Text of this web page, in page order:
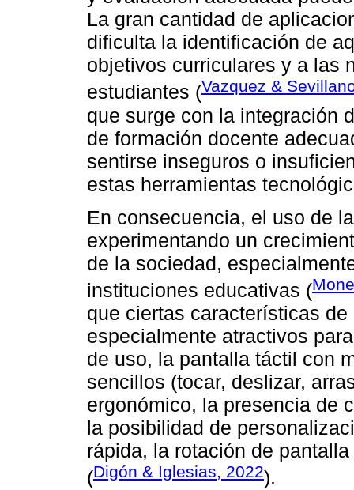
La gran cantidad de
dificulta la identificación de
objetivos curriculares y a las
estudiantes (Vazquez &
que surge con la integración
de formación docente
sentirse inseguros o
estas herramientas
En consecuencia, el uso de
experimentando un
de la sociedad,
instituciones educativas (
que ciertas características
especialmente atractivos
de uso, la pantalla táctil con
sencillos (tocar, deslizar,
ergonómico, la presencia de
la posibilidad de
rápida, la rotación de
(Digón & Iglesias, 2022).